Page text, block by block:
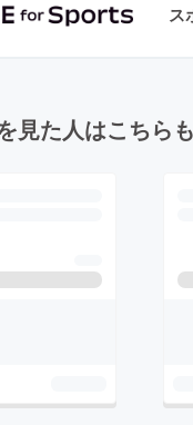
ス
見た人はこちら